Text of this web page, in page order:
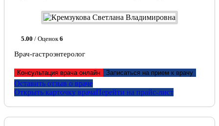
5.00 / Оценок 6
Врач-гастроэнтеролог
Консультация врача онлайн Записаться на прием к врачу
Оставить отзыв о враче
Открыть карточку врачаПерейти на прайс-лист